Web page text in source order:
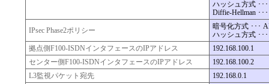
ハッシュ方式 ･･
Diffie-Hellman ･･
IPsec Phase2ポリシー
暗号化方式 ･･･
ハッシュ方式 ･･
拠点側F100-ISDNインタフェースのIPアドレス
192.168.100.1
センター側F100-ISDNインタフェースのIPアドレス
192.168.100.2
L3監視パケット宛先
192.168.0.1